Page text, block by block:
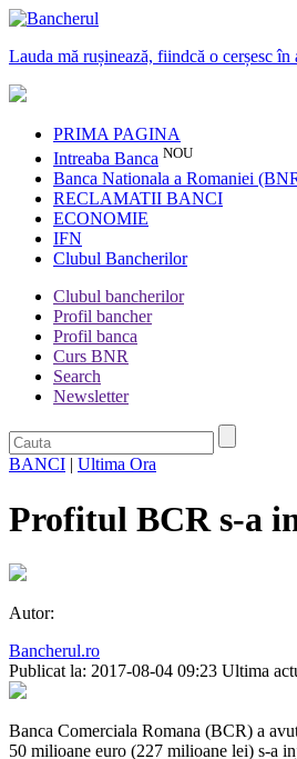
Lauda mă rușinează, fiindcă o cerșesc în
PRIMA PAGINA
Intreaba Banca NOU
Banca Nationala a Romaniei
RECLAMATII BANCI
ECONOMIE
IFN
Clubul Bancherilor
Clubul bancherilor
Profil bancher
Profil banca
Curs BNR
Search
Newsletter
BANCI | Ultima Ora
Profitul BCR s-a
Autor:
Bancherul.ro
Publicat la: 2017-08-04 09:23 Ultima
Banca Comerciala Romana (BCR) a
50 milioane euro (227 milioane lei) s-a